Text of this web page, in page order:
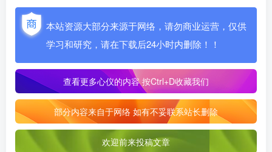
本站资源大部分来源于网络，请勿商业运营，仅供
学习和研究，请在下载后24小时内删除！！
查看更多心仪的内容按Ctrl+D收藏我们
部分内容来自于网络 如有不妥联系站长删除
欢迎前来投稿文章